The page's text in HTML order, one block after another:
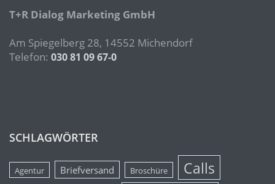
T+R Dialog Marketing GmbH
Am Spiegelberg 28, 14552 Michendorf
Telefon: 030 81 09 67-0
SCHLAGWÖRTER
Agentur Briefversand Broschüre Calls